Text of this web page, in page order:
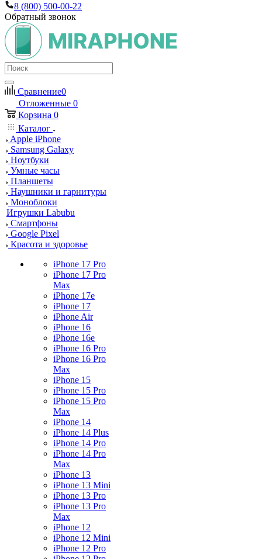
8 (800) 500-00-22
Обратный звонок
Сравнение0
Отложенные 0
Корзина 0
Каталог
Apple iPhone
Samsung Galaxy
Ноутбуки
Умные часы
Планшеты
Наушники и гарнитуры
Моноблоки
Игрушки Labubu
Смартфоны
Google Pixel
Красота и здоровье
iPhone 17 Pro
iPhone 17 Pro
Max
iPhone 17e
iPhone 17
iPhone Air
iPhone 16
iPhone 16e
iPhone 16 Pro
iPhone 16 Pro
Max
iPhone 15
iPhone 15 Pro
iPhone 15 Pro
Max
iPhone 14
iPhone 14 Plus
iPhone 14 Pro
iPhone 14 Pro
Max
iPhone 13
iPhone 13 Mini
iPhone 13 Pro
iPhone 13 Pro
Max
iPhone 12
iPhone 12 Mini
iPhone 12 Pro